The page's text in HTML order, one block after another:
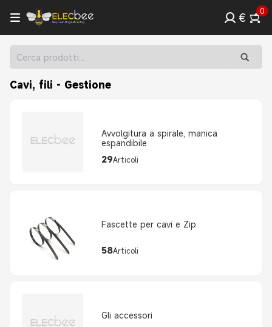
€ 0
Cavi, fili - Gestione
Avvolgitura a spirale, manica
espandibile
29Articoli
Fascette per cavi e Zip
58Articoli
Gli accessori